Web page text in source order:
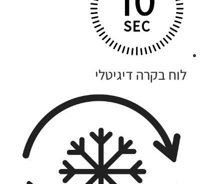
לוח בקרה דיגיטלי